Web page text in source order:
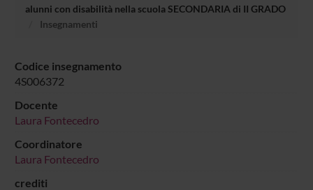
alunni con disabilità nella scuola SECONDARIA di II GRADO
Insegnamenti
Codice insegnamento
4S006372
Docente
Laura Fontecedro
Coordinatore
Laura Fontecedro
crediti